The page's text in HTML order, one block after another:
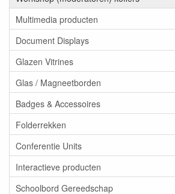
Multimedia producten
Document Displays
Glazen Vitrines
Glas / Magneetborden
Badges & Accessoires
Folderrekken
Conferentie Units
Interactieve producten
Schoolbord Gereedschap